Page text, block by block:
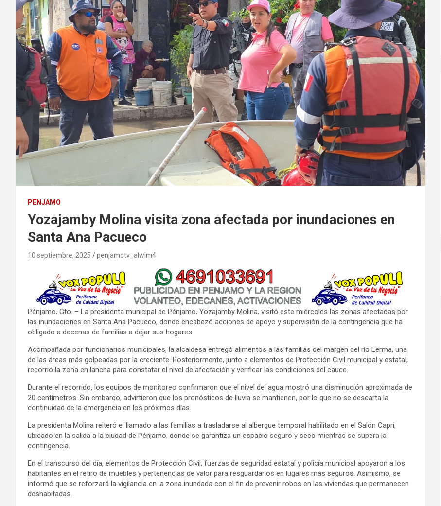
PENJAMO
Yozajamby Molina visita zona afectada por inundaciones en
Santa Ana Pacueco
10 septiembre, 2025 penjamotv_alwim4
Pénjamo, Gto. – La presidenta municipal de Pénjamo, Yozajamby Molina, visitó este miércoles las zonas afectadas por
las inundaciones en Santa Ana Pacueco, donde encabezó acciones de apoyo y supervisión de la contingencia que ha
obligado a decenas de familias a dejar sus hogares.
Acompañada por funcionarios municipales, la alcaldesa entregó alimentos a las familias del margen del río Lerma, una
de las áreas más golpeadas por la creciente. Posteriormente, junto a elementos de Protección Civil municipal y estatal,
recorrió la zona en lancha para constatar el nivel de afectación y verificar las condiciones del cauce.
Durante el recorrido, los equipos de monitoreo confirmaron que el nivel del agua mostró una disminución aproximada de
20 centímetros. Sin embargo, advirtieron que los pronósticos de lluvia se mantienen, por lo que no se descarta la
continuidad de la emergencia en los próximos días.
La presidenta Molina reiteró el llamado a las familias a trasladarse al albergue temporal habilitado en el Salón Capri,
ubicado en la salida a la ciudad de Pénjamo, donde se garantiza un espacio seguro y seco mientras se supera la
contingencia.
En el transcurso del día, elementos de Protección Civil, fuerzas de seguridad estatal y policía municipal apoyaron a los
habitantes en el retiro de muebles y pertenencias de valor para resguardarlos en lugares más seguros. Asimismo, se
informó que se reforzará la vigilancia en la zona inundada con el fin de prevenir robos en las viviendas que permanecen
deshabitadas.